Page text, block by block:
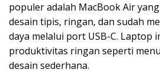
populer adalah MacBook Air
desain tipis, ringan, dan sudah
daya melalui port USB-C. Laptop
produktivitas ringan seperti
desain sederhana.